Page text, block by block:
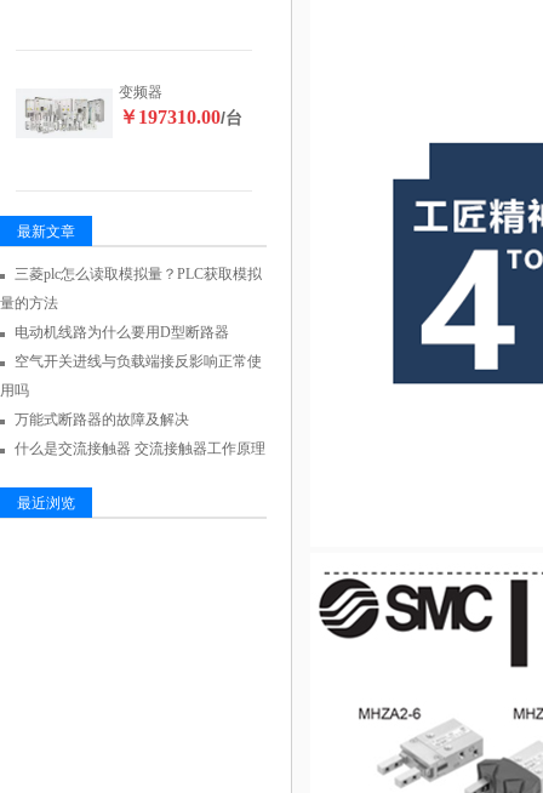
变频器
￥197310.00/台
最新文章
三菱plc怎么读取模拟量？PLC获取模拟
量的方法
电动机线路为什么要用D型断路器
空气开关进线与负载端接反影响正常使
用吗
万能式断路器的故障及解决
什么是交流接触器 交流接触器工作原理
最近浏览